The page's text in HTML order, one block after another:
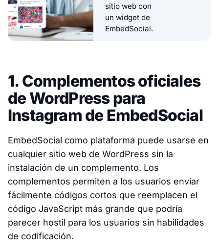
sitio web con
un widget de
EmbedSocial.
1. Complementos oficiales
de WordPress para
Instagram de EmbedSocial
EmbedSocial como plataforma puede usarse en
cualquier sitio web de WordPress sin la
instalación de un complemento. Los
complementos permiten a los usuarios enviar
fácilmente códigos cortos que reemplacen el
código JavaScript más grande que podría
parecer hostil para los usuarios sin habilidades
de codificación.